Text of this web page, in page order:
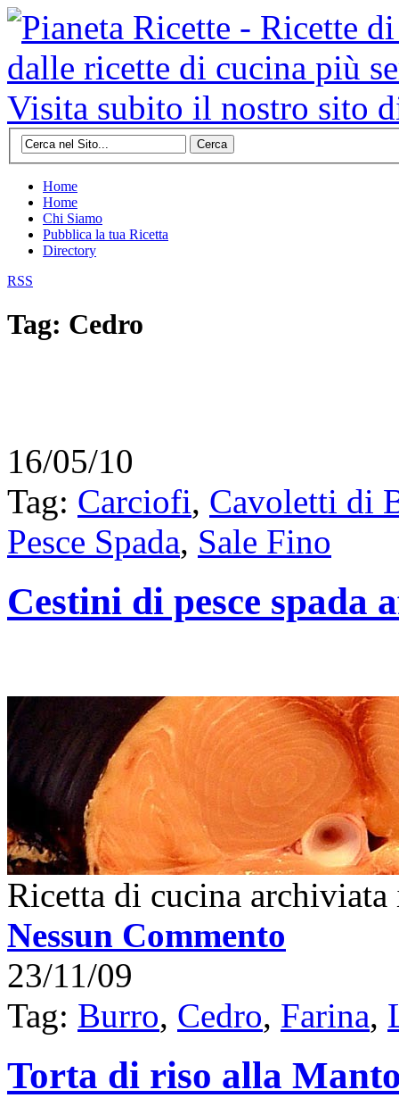
Cerca
Home
Home
Chi Siamo
Pubblica la tua Ricetta
Directory
RSS
Tag: Cedro
16/05/10
Tag: Carciofi, Cavoletti di
Pesce Spada, Sale Fino
Cestini di pesce spada
Ricetta di cucina
Nessun Commento
23/11/09
Tag: Burro, Cedro, Farina,
Torta di riso alla